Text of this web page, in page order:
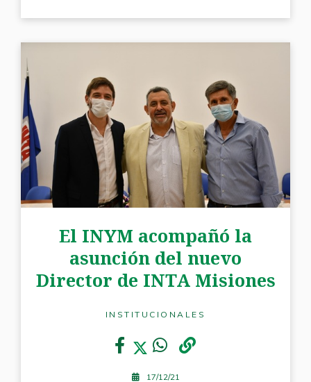
El INYM acompañó la
asunción del nuevo
Director de INTA Misiones
INSTITUCIONALES
17/12/21